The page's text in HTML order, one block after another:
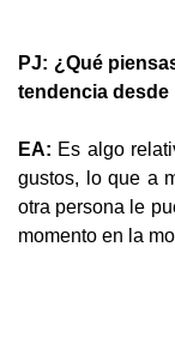
PJ: ¿Qué
tendencia desde
EA: Es algo
gustos, lo que a
otra persona le
momento en la